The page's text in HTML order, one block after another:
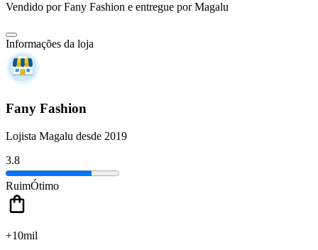
Vendido porFany Fashion e entregue por Magalu
Informações da loja
Fany Fashion
Lojista Magalu desde 2019
3.8
RuimÓtimo
+10mil